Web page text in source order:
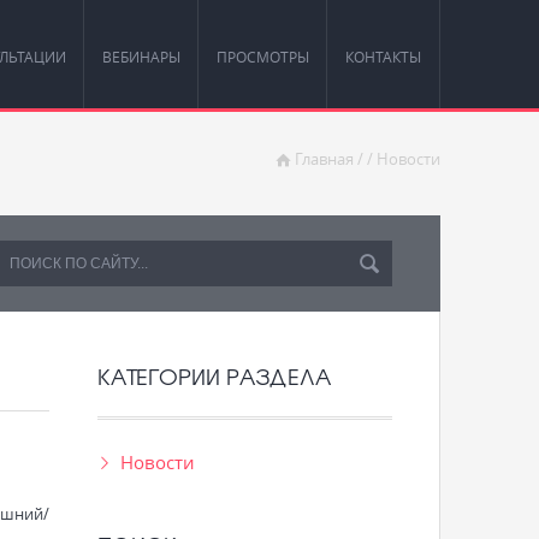
ВЕБИНАРЫ ПРОСМОТРЫ КОНТАКТЫ
Главная / / Новости
КАТЕГОРИИ РАЗДЕЛА
Новости